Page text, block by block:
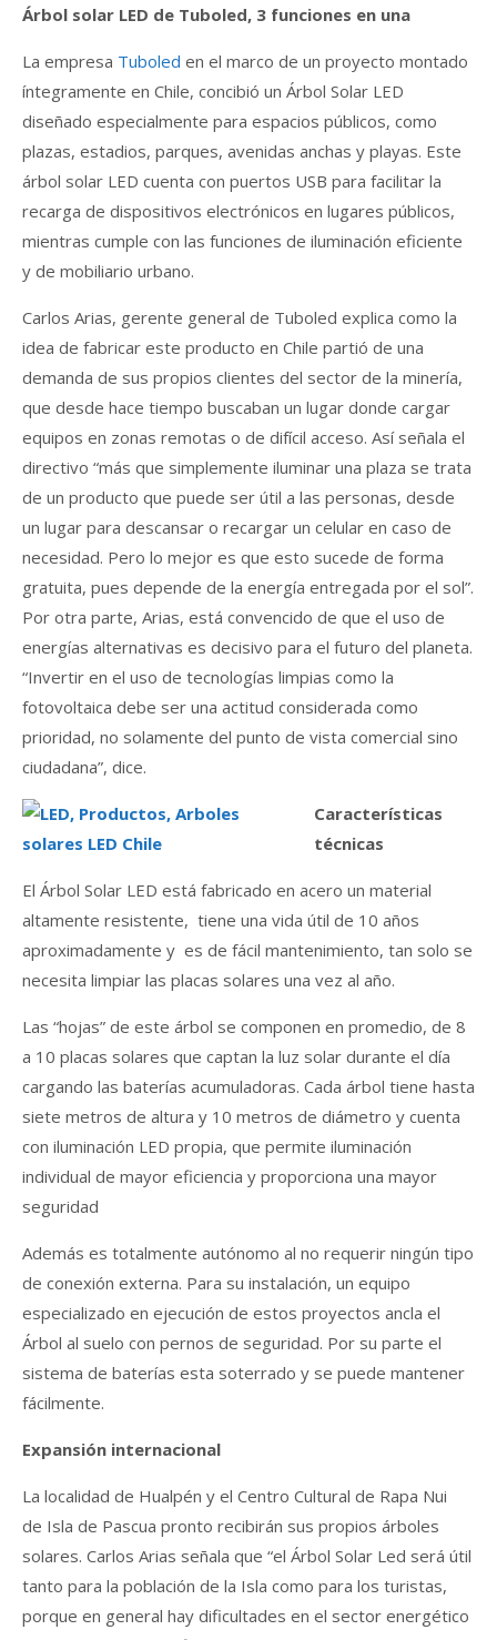
Árbol solar LED de Tuboled, 3 funciones en una
La empresa Tuboled en el marco de un proyecto montado
íntegramente en Chile, concibió un Árbol Solar LED
diseñado especialmente para espacios públicos, como
plazas, estadios, parques, avenidas anchas y playas. Este
árbol solar LED cuenta con puertos USB para facilitar la
recarga de dispositivos electrónicos en lugares públicos,
mientras cumple con las funciones de iluminación eficiente
y de mobiliario urbano.
Carlos Arias, gerente general de Tuboled explica como la
idea de fabricar este producto en Chile partió de una
demanda de sus propios clientes del sector de la minería,
que desde hace tiempo buscaban un lugar donde cargar
equipos en zonas remotas o de difícil acceso. Así señala el
directivo “más que simplemente iluminar una plaza se trata
de un producto que puede ser útil a las personas, desde
un lugar para descansar o recargar un celular en caso de
necesidad. Pero lo mejor es que esto sucede de forma
gratuita, pues depende de la energía entregada por el sol”.
Por otra parte, Arias, está convencido de que el uso de
energías alternativas es decisivo para el futuro del planeta.
“Invertir en el uso de tecnologías limpias como la
fotovoltaica debe ser una actitud considerada como
prioridad, no solamente del punto de vista comercial sino
ciudadana”, dice.
Características
técnicas
El Árbol Solar LED está fabricado en acero un material
altamente resistente, tiene una vida útil de 10 años
aproximadamente y es de fácil mantenimiento, tan solo se
necesita limpiar las placas solares una vez al año.
Las “hojas” de este árbol se componen en promedio, de 8
a 10 placas solares que captan la luz solar durante el día
cargando las baterías acumuladoras. Cada árbol tiene hasta
siete metros de altura y 10 metros de diámetro y cuenta
con iluminación LED propia, que permite iluminación
individual de mayor eficiencia y proporciona una mayor
seguridad
Además es totalmente autónomo al no requerir ningún tipo
de conexión externa. Para su instalación, un equipo
especializado en ejecución de estos proyectos ancla el
Árbol al suelo con pernos de seguridad. Por su parte el
sistema de baterías esta soterrado y se puede mantener
fácilmente.
Expansión internacional
La localidad de Hualpén y el Centro Cultural de Rapa Nui
de Isla de Pascua pronto recibirán sus propios árboles
solares. Carlos Arias señala que “el Árbol Solar Led será útil
tanto para la población de la Isla como para los turistas,
porque en general hay dificultades en el sector energético